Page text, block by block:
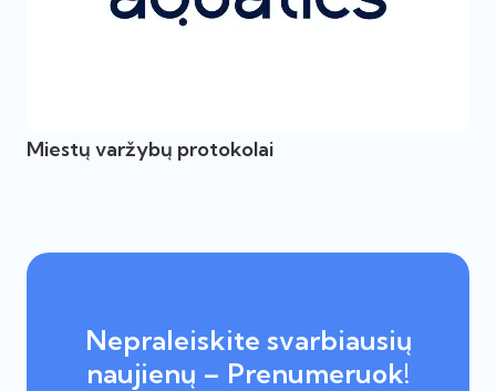
Miestų varžybų protokolai
Nepraleiskite svarbiausių
naujienų – Prenumeruok!